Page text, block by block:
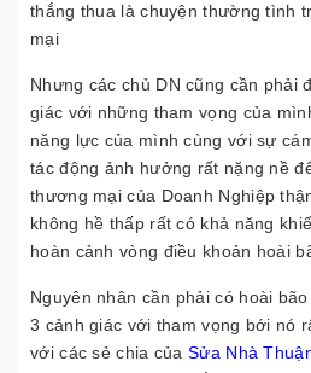
thắng thua là chuyện thường tình
mại
Nhưng các chủ DN cũng cần phải
giác với những tham vọng của
năng lực của mình cùng với sự
tác động ảnh hưởng rất nặng nề
thương mại của Doanh Nghiệp
không hề thấp rất có khả năng
hoàn cảnh vòng điều khoản hoài
Nguyên nhân cần phải có hoài
3 cảnh giác với tham vọng bới nó
với các sẻ chia củaSửa Nhà